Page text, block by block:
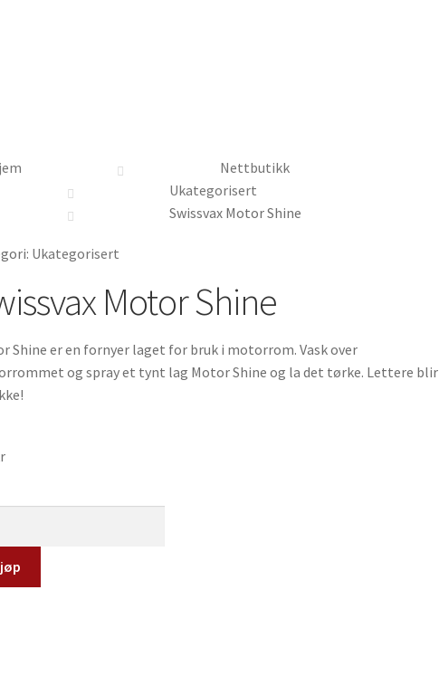
Nettbutikk
Ukategorisert
Swissvax Motor Shine
Ukategorisert
Motor Shine
Shine er en fornyer laget for bruk i motorrom. Vask over
og spray et tynt lag Motor Shine og la det tørke. Lettere blir